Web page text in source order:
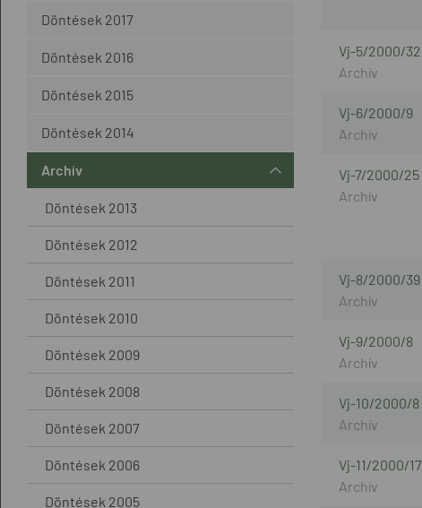
Döntések 2017
Döntések 2016
Döntések 2015
Döntések 2014
Archív
Döntések 2013
Döntések 2012
Döntések 2011
Döntések 2010
Döntések 2009
Döntések 2008
Döntések 2007
Döntések 2006
Döntések 2005
Vj-5/2000/32
Vj-6/2000/9
Vj-7/2000/25
Vj-8/2000/39
Vj-9/2000/8
Vj-10/2000/8
Vj-11/2000/17